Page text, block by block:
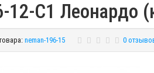
12-C1 Леонардо
neman-196-15 0